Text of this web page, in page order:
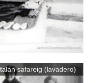
safareig (lavadero)